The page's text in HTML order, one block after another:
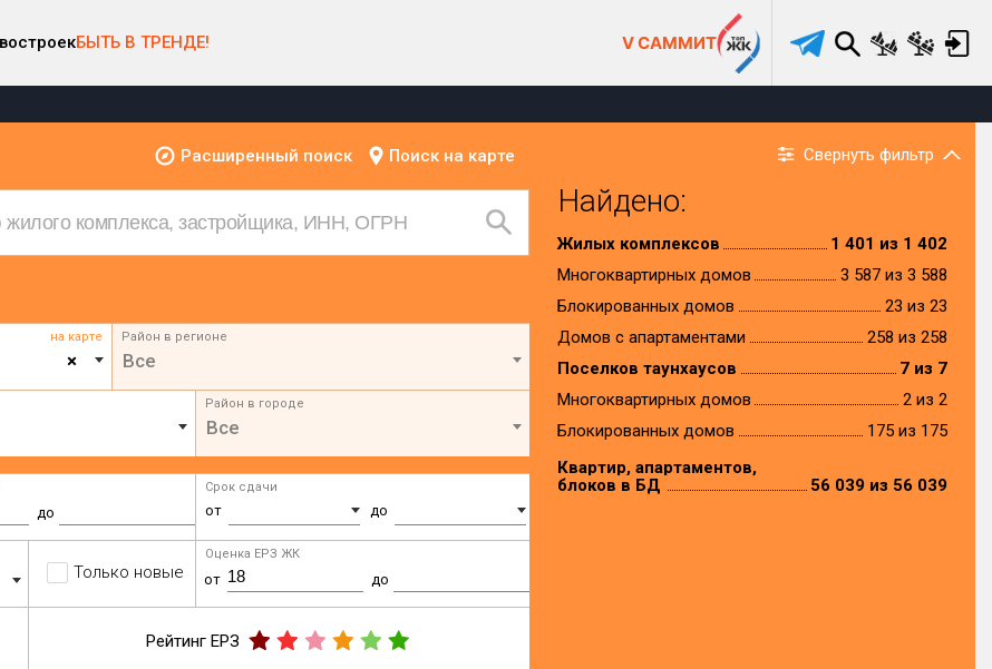
БЫТЬ В ТРЕНДЕ! V САММИТ
Расширенный поиск Поиск на карте Свернуть фильтр
на карте
×
Район в регионе
Все
Район в городе
Все
до
Срок сдачи
от до
Только новые
Оценка ЕРЗ ЖК
от до
Рейтинг ЕРЗ
Найдено:
Жилых комплексов
1 401 из 1 402
Многоквартирных домов
3 587 из 3 588
Блокированных домов
23 из 23
Домов с апартаментами
258 из 258
Поселков таунхаусов
7 из 7
Многоквартирных домов
2 из 2
Блокированных домов
175 из 175
Квартир, апартаментов,
блоков в БД
56 039 из 56 039